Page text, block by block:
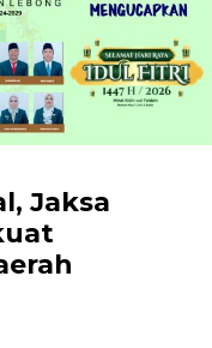
Jaksa